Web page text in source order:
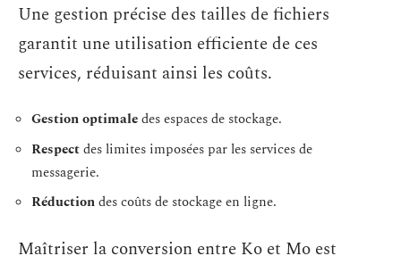
Une gestion précise des tailles de fichiers
garantit une utilisation efficiente de ces
services, réduisant ainsi les coûts.
Gestion optimaledes espaces de stockage.
Respectdes limites imposées par les services de
messagerie.
Réductiondes coûts de stockage en ligne.
Maîtriser la conversion entre Ko et Mo est